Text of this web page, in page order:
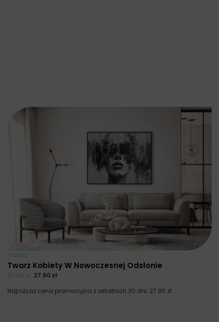
Plakaty
Twarz Kobiety W Nowoczesnej Odsłonie
27.90 zł
Najniższa cena promocyjna z ostatnich 30 dni: 27.90 zł.